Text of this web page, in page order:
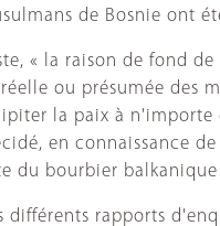
de Bosnie ont
« la raison de fond
ou présumée des
la paix à n'importe
en connaissance
du bourbier balkanique
différents rapports